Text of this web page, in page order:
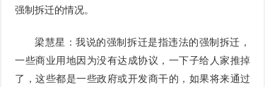
强制拆迁的情况。
梁慧星：我说的强制拆迁是指违法的强制拆迁，
一些商业用地因为没有达成协议，一下子给人家推掉
了，这些都是一些政府或开发商干的，如果将来通过